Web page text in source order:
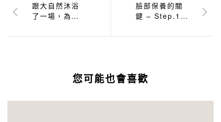
跟大自然沐浴
了一場，為身
日光
臉部保養的關
鍵 – Step.1
您可能也會喜歡